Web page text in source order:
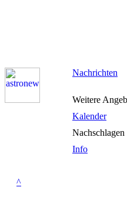
Nachrichten
Weitere
Kalender
Nachschlagen
Info
^